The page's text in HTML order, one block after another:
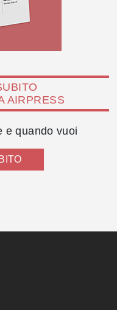
AIRPRESS
e quando vuoi